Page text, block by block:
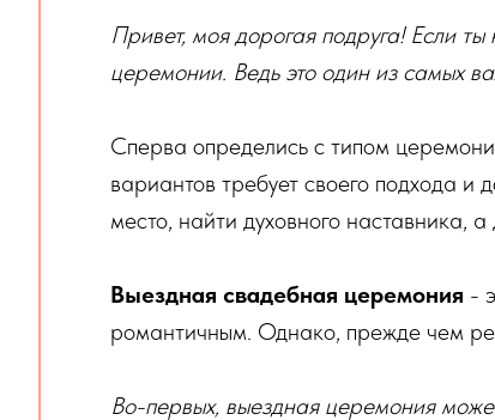
Привет, моя дорогая подруга! Если
церемонии. Ведь это один из самых
Сперва определись с типом
вариантов требует своего подхода
место, найти духовного наставника,
Выездная свадебная церемония -
романтичным. Однако, прежде чем
Во-первых, выездная церемония